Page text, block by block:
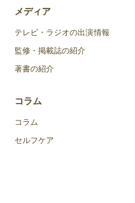
メディア
テレビ・ラジオの出演情報
監修・掲載誌の紹介
著書の紹介
コラム
コラム
セルフケア